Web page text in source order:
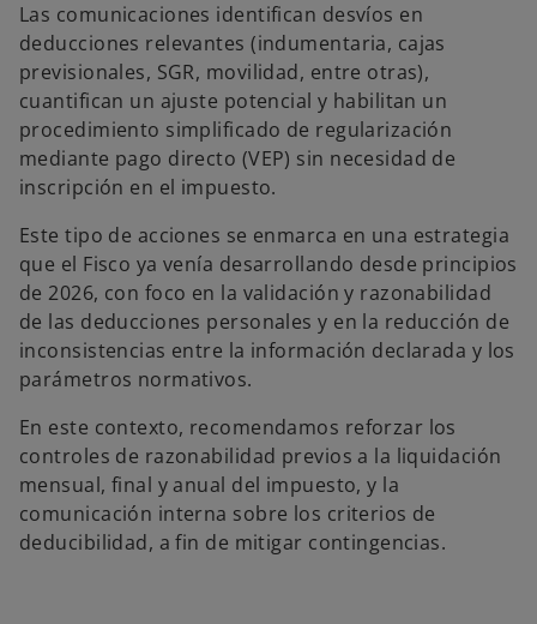
Las comunicaciones identifican desvíos en
deducciones relevantes (indumentaria, cajas
previsionales, SGR, movilidad, entre otras),
cuantifican un ajuste potencial y habilitan un
procedimiento simplificado de regularización
mediante pago directo (VEP) sin necesidad de
inscripción en el impuesto.
Este tipo de acciones se enmarca en una estrategia
que el Fisco ya venía desarrollando desde principios
de 2026, con foco en la validación y razonabilidad
de las deducciones personales y en la reducción de
inconsistencias entre la información declarada y los
parámetros normativos.
En este contexto, recomendamos reforzar los
controles de razonabilidad previos a la liquidación
mensual, final y anual del impuesto, y la
comunicación interna sobre los criterios de
deducibilidad, a fin de mitigar contingencias.